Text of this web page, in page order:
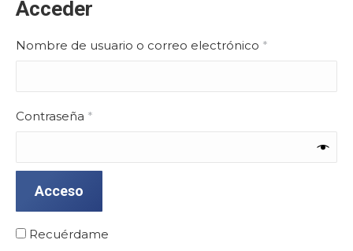
Acceder
Nombre de usuario o correo electrónico *
Contraseña *
Acceso
Recuérdame